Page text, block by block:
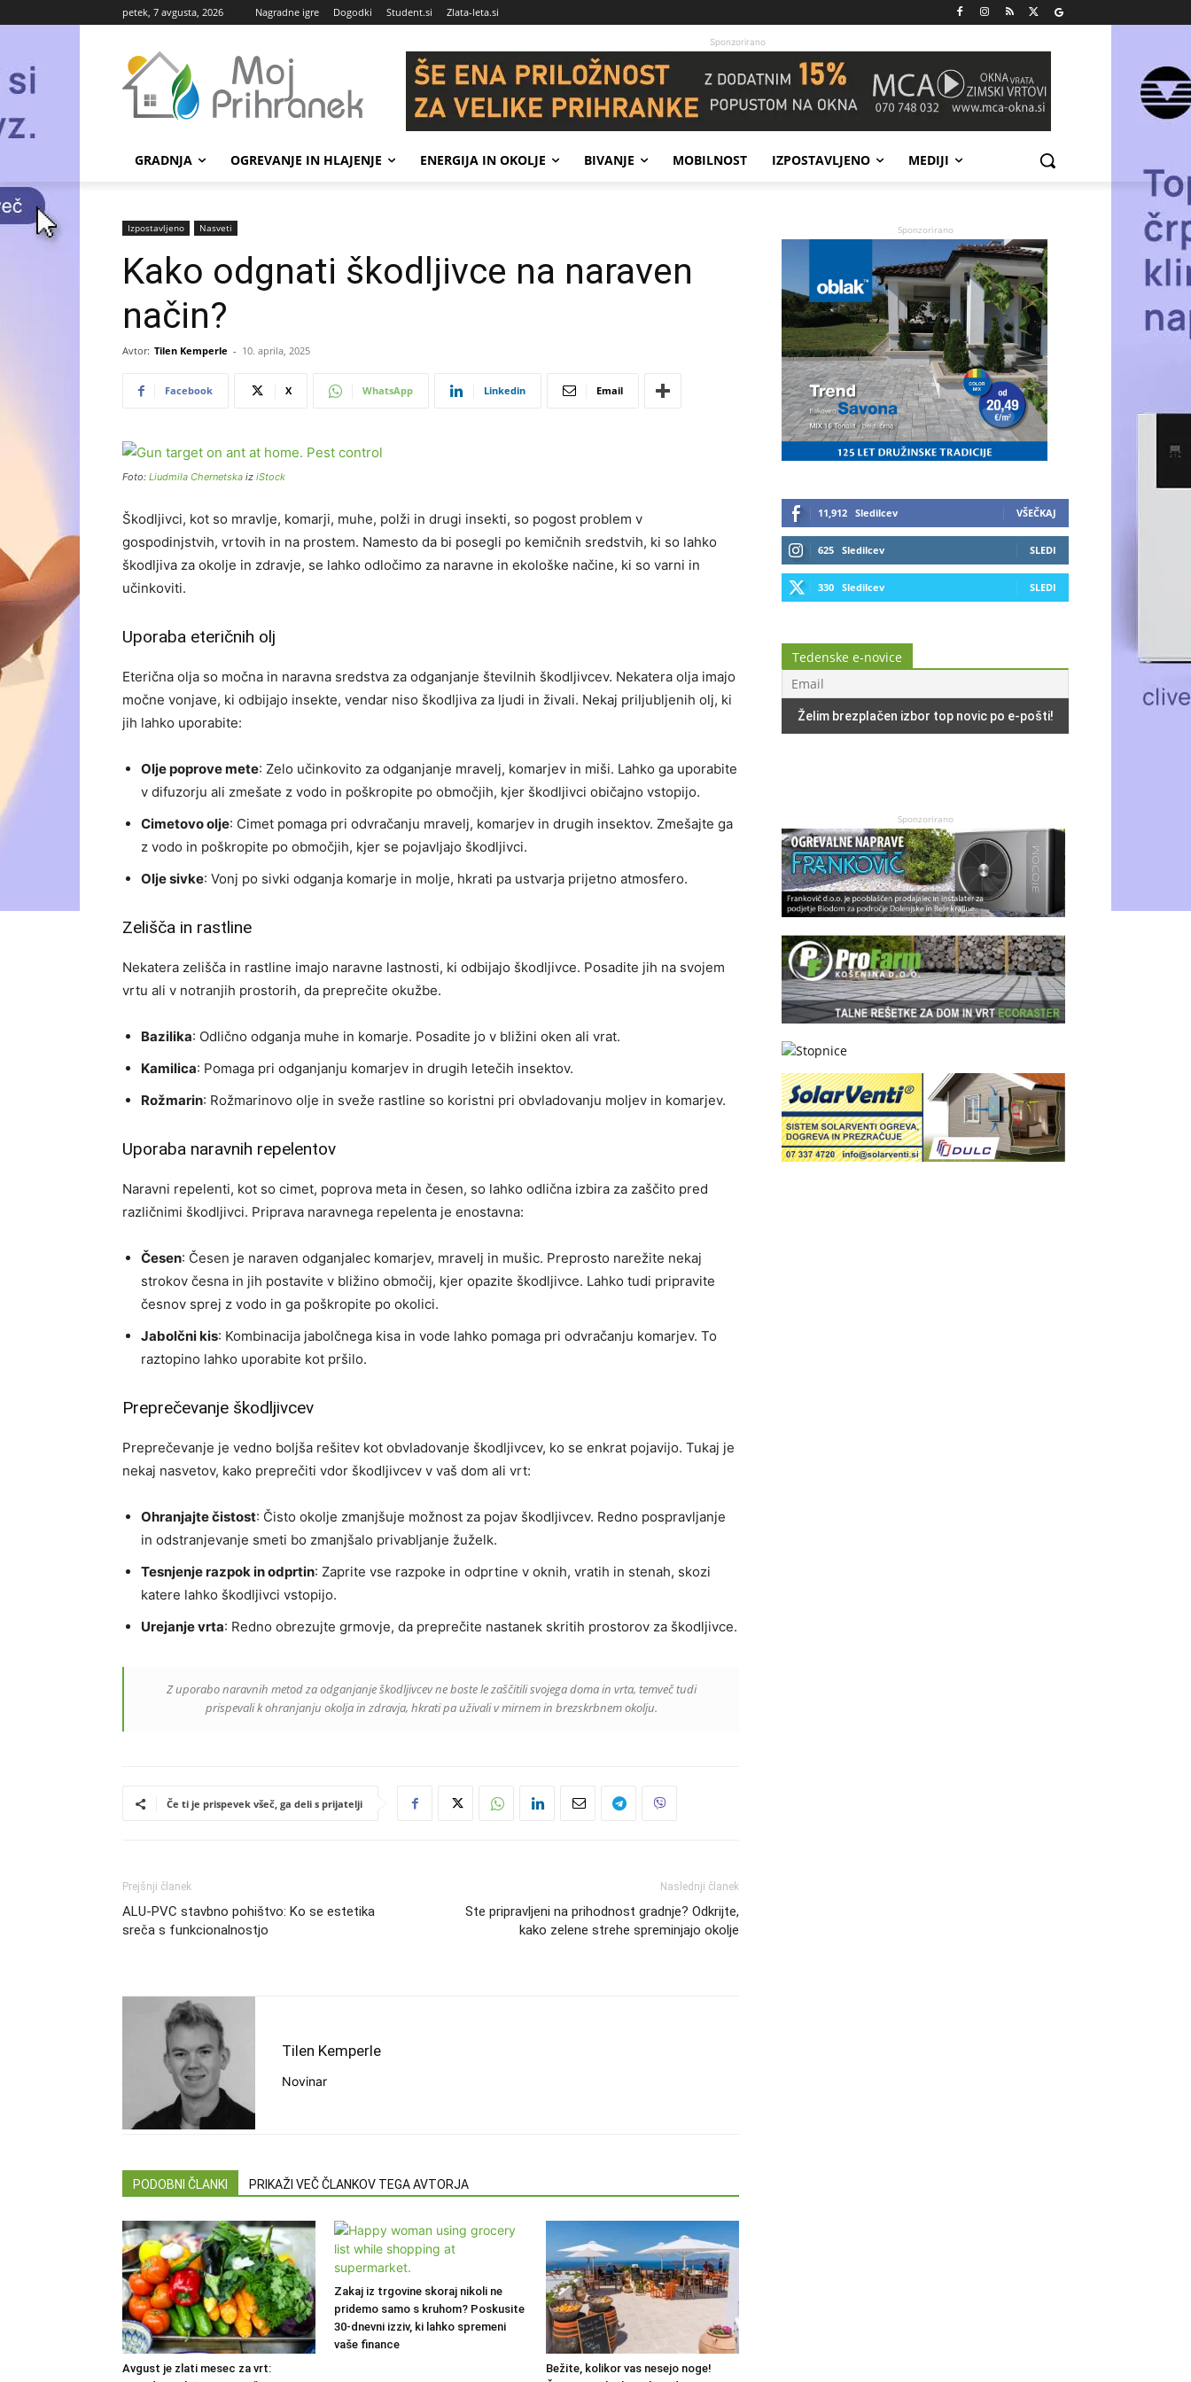
petek, 7 avgusta, 2026 Nagradne igre Dogodki Student.si Zlata-leta.si
Sponzorirano
GRADNJA OGREVANJE IN HLAJENJE ENERGIJA IN OKOLJE BIVANJE MOBILNOST IZPOSTAVLJENO MEDIJI
Izpostavljeno Nasveti
Kako odgnati škodljivce na naraven
način?
Avtor: Tilen Kemperle - 10. aprila, 2025
Facebook X WhatsApp Linkedin Email
Foto: Liudmila Chernetska iz iStock
Škodljivci, kot so mravlje, komarji, muhe, polži in drugi insekti, so pogost problem v
gospodinjstvih, vrtovih in na prostem. Namesto da bi posegli po kemičnih sredstvih, ki so lahko
škodljiva za okolje in zdravje, se lahko odločimo za naravne in ekološke načine, ki so varni in
učinkoviti.
Uporaba eteričnih olj
Eterična olja so močna in naravna sredstva za odganjanje številnih škodljivcev. Nekatera olja imajo
močne vonjave, ki odbijajo insekte, vendar niso škodljiva za ljudi in živali. Nekaj priljubljenih olj, ki
jih lahko uporabite:
Olje poprove mete: Zelo učinkovito za odganjanje mravelj, komarjev in miši. Lahko ga uporabite
v difuzorju ali zmešate z vodo in poškropite po območjih, kjer škodljivci običajno vstopijo.
Cimetovo olje: Cimet pomaga pri odvračanju mravelj, komarjev in drugih insektov. Zmešajte ga
z vodo in poškropite po območjih, kjer se pojavljajo škodljivci.
Olje sivke: Vonj po sivki odganja komarje in molje, hkrati pa ustvarja prijetno atmosfero.
Zelišča in rastline
Nekatera zelišča in rastline imajo naravne lastnosti, ki odbijajo škodljivce. Posadite jih na svojem
vrtu ali v notranjih prostorih, da preprečite okužbe.
Bazilika: Odlično odganja muhe in komarje. Posadite jo v bližini oken ali vrat.
Kamilica: Pomaga pri odganjanju komarjev in drugih letečih insektov.
Rožmarin: Rožmarinovo olje in sveže rastline so koristni pri obvladovanju moljev in komarjev.
Uporaba naravnih repelentov
Naravni repelenti, kot so cimet, poprova meta in česen, so lahko odlična izbira za zaščito pred
različnimi škodljivci. Priprava naravnega repelenta je enostavna:
Česen: Česen je naraven odganjalec komarjev, mravelj in mušic. Preprosto narežite nekaj
strokov česna in jih postavite v bližino območij, kjer opazite škodljivce. Lahko tudi pripravite
česnov sprej z vodo in ga poškropite po okolici.
Jabolčni kis: Kombinacija jabolčnega kisa in vode lahko pomaga pri odvračanju komarjev. To
raztopino lahko uporabite kot pršilo.
Preprečevanje škodljivcev
Preprečevanje je vedno boljša rešitev kot obvladovanje škodljivcev, ko se enkrat pojavijo. Tukaj je
nekaj nasvetov, kako preprečiti vdor škodljivcev v vaš dom ali vrt:
Ohranjajte čistost: Čisto okolje zmanjšuje možnost za pojav škodljivcev. Redno pospravljanje
in odstranjevanje smeti bo zmanjšalo privabljanje žuželk.
Tesnjenje razpok in odprtin: Zaprite vse razpoke in odprtine v oknih, vratih in stenah, skozi
katere lahko škodljivci vstopijo.
Urejanje vrta: Redno obrezujte grmovje, da preprečite nastanek skritih prostorov za škodljivce.
Z uporabo naravnih metod za odganjanje škodljivcev ne boste le zaščitili svojega doma in vrta, temveč tudi
prispevali k ohranjanju okolja in zdravja, hkrati pa uživali v mirnem in brezskrbnem okolju.
Če ti je prispevek všeč, ga deli s prijatelji
Prejšnji članek
ALU-PVC stavbno pohištvo: Ko se estetika
sreča s funkcionalnostjo
Naslednji članek
Ste pripravljeni na prihodnost gradnje? Odkrijte,
kako zelene strehe spreminjajo okolje
Tilen Kemperle
Novinar
PODOBNI ČLANKI PRIKAŽI VEČ ČLANKOV TEGA AVTORJA
Avgust je zlati mesec za vrt:
Zakaj iz trgovine skoraj nikoli ne
pridemo samo s kruhom? Poskusite
30-dnevni izziv, ki lahko spremeni
vaše finance
Bežite, kolikor vas nesejo noge!
Sponzorirano
11,912 Sledilcev VŠEČKAJ
625 Sledilcev SLEDI
330 Sledilcev SLEDI
Tedenske e-novice
Sponzorirano